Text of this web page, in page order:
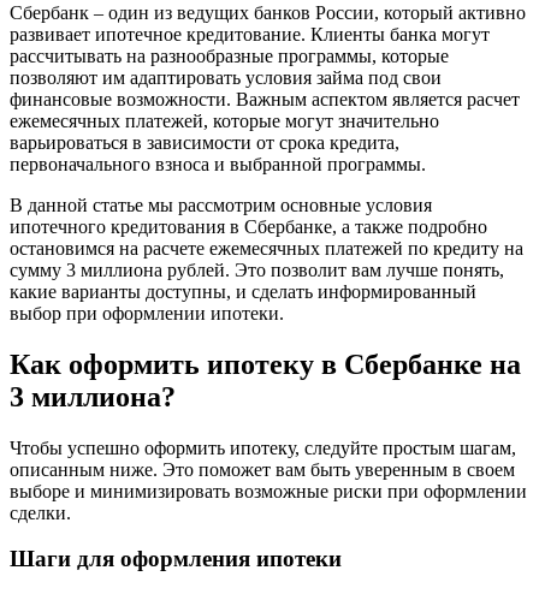
Сбербанк – один из ведущих банков России, который активно
развивает ипотечное кредитование. Клиенты банка могут
рассчитывать на разнообразные программы, которые
позволяют им адаптировать условия займа под свои
финансовые возможности. Важным аспектом является расчет
ежемесячных платежей, которые могут значительно
варьироваться в зависимости от срока кредита,
первоначального взноса и выбранной программы.
В данной статье мы рассмотрим основные условия
ипотечного кредитования в Сбербанке, а также подробно
остановимся на расчете ежемесячных платежей по кредиту на
сумму 3 миллиона рублей. Это позволит вам лучше понять,
какие варианты доступны, и сделать информированный
выбор при оформлении ипотеки.
Как оформить ипотеку в Сбербанке на
3 миллиона?
Чтобы успешно оформить ипотеку, следуйте простым шагам,
описанным ниже. Это поможет вам быть уверенным в своем
выборе и минимизировать возможные риски при оформлении
сделки.
Шаги для оформления ипотеки